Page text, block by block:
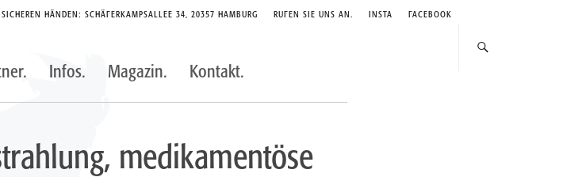
HÄNDEN: SCHÄFERKAMPSALLEE 34, 20357 HAMBURG RUFEN SIE UNS AN. INSTA FACEBOOK
Infos. Magazin. Kontakt.
medikamentöse